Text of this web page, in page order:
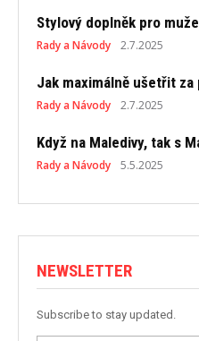
Stylový doplněk pro
Rady a Návody 2.7.2025
Jak maximálně ušetřit
Rady a Návody 2.7.2025
Když na Maledivy, tak s
Rady a Návody 5.5.2025
NEWSLETTER
Subscribe to stay updated.